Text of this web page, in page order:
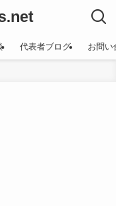
代表者ブログ お問い